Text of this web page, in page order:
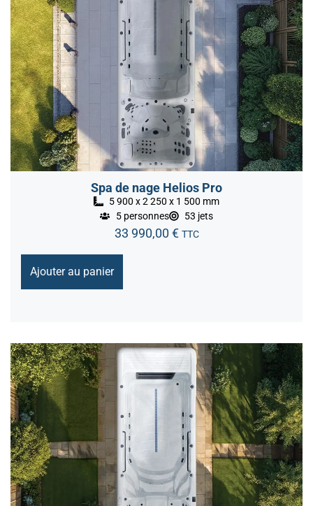
Spa de nage Helios Pro
5 900 x 2 250 x 1 500 mm
5 personnes
53 jets
33 990,00 € TTC
Ajouter au panier